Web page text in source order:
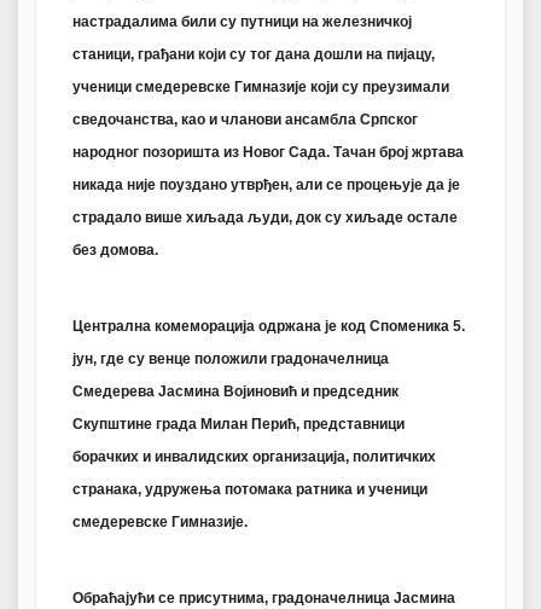
настрадалима били су путници на железничкој
станици, грађани који су тог дана дошли на пијацу,
ученици смедеревске Гимназије који су преузимали
сведочанства, као и чланови ансамбла Српског
народног позоришта из Новог Сада. Тачан број жртава
никада није поуздано утврђен, али се процењује да је
страдало више хиљада људи, док су хиљаде остале
без домова.
Централна комеморација одржана је код Споменика 5.
јун, где су венце положили градоначелница
Смедерева Јасмина Војиновић и председник
Скупштине града Милан Перић, представници
борачких и инвалидских организација, политичких
странака, удружења потомака ратника и ученици
смедеревске Гимназије.
Обраћајући се присутнима, градоначелница Јасмина